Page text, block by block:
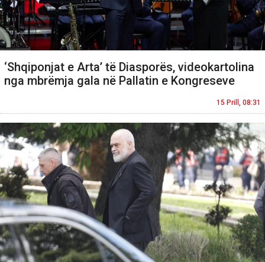
‘Shqiponjat e Arta’ të Diasporës, videokartolina
nga mbrëmja gala në Pallatin e Kongreseve
15 Prill, 08:31